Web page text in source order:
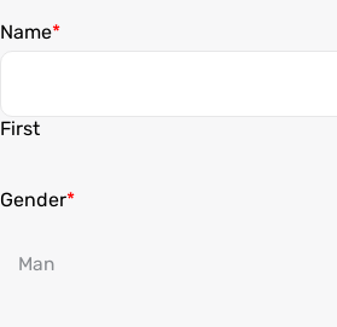
Name
First
Gender